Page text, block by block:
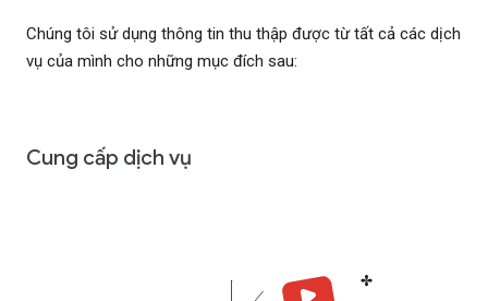
Chúng tôi sử dụng thông tin thu thập được từ tất cả các dịch
vụ của mình cho những mục đích sau:
Cung cấp dịch vụ